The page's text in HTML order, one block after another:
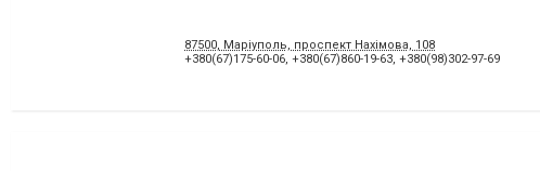
Лікування під наркозом
Лікування стоматиту
87500, Маріуполь, проспект Нахімова, 108
+380(67)175-60-06, +380(67)860-19-63, +380(98)302-97-69